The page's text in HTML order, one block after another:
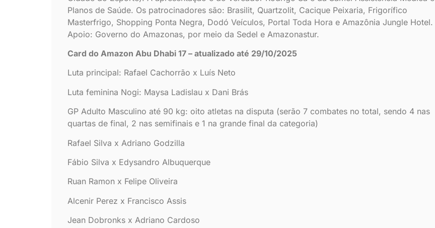
Planos de Saúde. Os patrocinadores são: Brasilit, Quartzolit, Cacique Peixaria, Frigorífico
Masterfrigo, Shopping Ponta Negra, Dodó Veículos, Portal Toda Hora e Amazônia Jungle Hotel.
Apoio: Governo do Amazonas, por meio da Sedel e Amazonastur.
Card do Amazon Abu Dhabi 17 – atualizado até 29/10/2025
Luta principal: Rafael Cachorrão x Luís Neto
Luta feminina Nogi: Maysa Ladislau x Dani Brás
GP Adulto Masculino até 90 kg: oito atletas na disputa (serão 7 combates no total, sendo 4 nas
quartas de final, 2 nas semifinais e 1 na grande final da categoria)
Rafael Silva x Adriano Godzilla
Fábio Silva x Edysandro Albuquerque
Ruan Ramon x Felipe Oliveira
Alcenir Perez x Francisco Assis
Jean Dobronks x Adriano Cardoso